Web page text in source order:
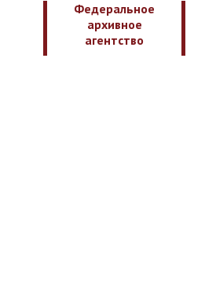
Федеральное
архивное
агентство